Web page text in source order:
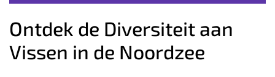
Ontdek de Diversiteit aan
Vissen in de Noordzee